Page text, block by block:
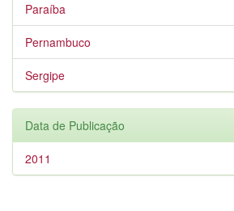
Paraíba
Pernambuco
Sergipe
Data de Publicação
2011